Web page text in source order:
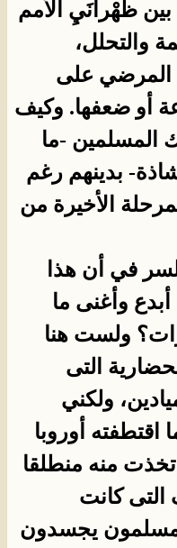
ظَهْرانَيِ الأمم
والتحلل،
المرضي على
أو ضعفها. وكيف
المسلمين -ما
بدينهم رغم
الأخيرة من
في أن هذا
وأغنى ما
ولست هنا
التى
ولكني
اقتطفته أوروبا
منه منطلقا
كانت
يجسدون